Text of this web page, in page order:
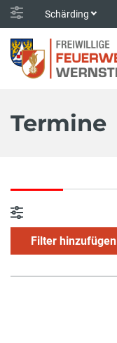
Schärding
Termine
Filter hinzufügen